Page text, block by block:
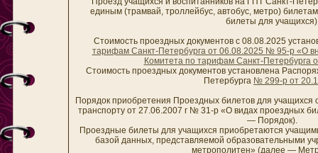
единым (трамвай, троллейбус, автобус, метро)
билеты для
Стоимость проездных документов с 08.08.2025
тарифам Санкт-Петербурга от 06.08.2025 № 95-р «О
Комитета по тарифам Санкт-Петербурга
Стоимость проездных документов установлена
Петербурга № 299-р от
Порядок приобретения Проездных билетов для
транспорту от 27.06.2007 г № 31-р «О видах проездных
— Порядок).
Проездные билеты для учащихся приобретаются
базой данных, представляемой образовательными
метрополитен» (далее —